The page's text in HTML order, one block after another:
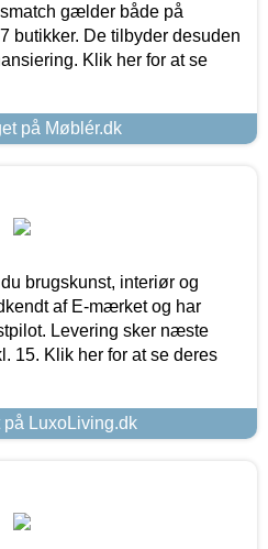
gælder både på
butikker. De tilbyder desuden
Klik her for at se
på Møblér.dk
brugskunst, interiør og
af E-mærket og har
Levering sker næste
15. Klik her for at se deres
på LuxoLiving.dk